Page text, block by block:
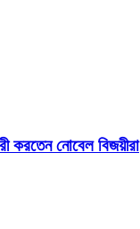
করতেন নোবেল বিজয়ীরা